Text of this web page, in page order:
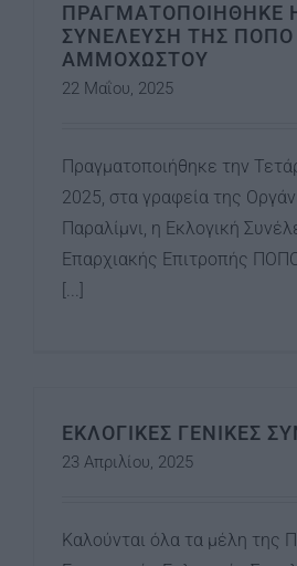
ΠΡΑΓΜΑΤΟΠΟΙΗΘΗΚΕ
ΣΥΝΕΛΕΥΣΗ ΤΗΣ ΠΟΠΟ
ΑΜΜΟΧΩΣΤΟΥ
22 Μαΐου, 2025
Πραγματοποιήθηκε την
2025, στα γραφεία της
Παραλίμνι, η Εκλογική
Επαρχιακής Επιτροπής
[...]
ΕΚΛΟΓΙΚΕΣ ΓΕΝΙΚΕΣ
23 Απριλίου, 2025
Καλούνται όλα τα μέλη της